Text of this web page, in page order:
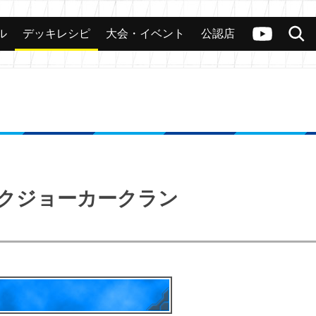
ヴァンガードch
検索
カード 大会 公認店舗 その他
デッキレシピ 大会・イベント 公認店
ジョーカークラン